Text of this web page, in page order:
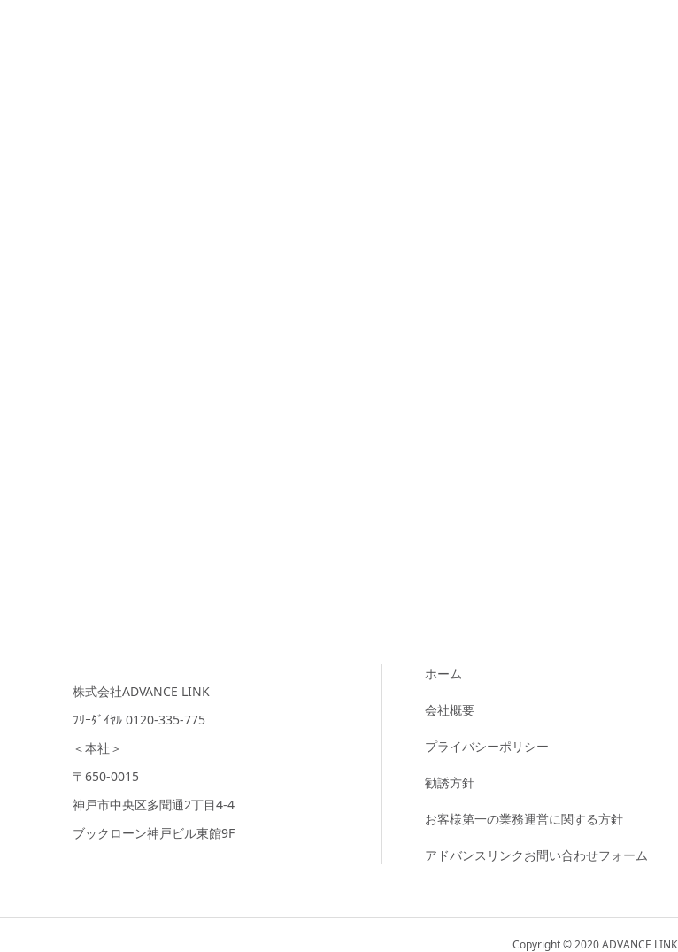
株式会社ADVANCE LINK
ﾌﾘｰﾀﾞｲﾔﾙ 0120-335-775
＜本社＞
〒650-0015
神戸市中央区多聞通2丁目4-4
ブックローン神戸ビル東館9F
ホーム
会社概要
プライバシーポリシー
勧誘方針
お客様第一の業務運営に関する方針
アドバンスリンクお問い合わせフォーム
Copyright © 2020 ADVANCE LINK